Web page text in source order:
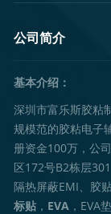
公司简介
基本介绍：
深圳市富乐斯胶粘
规模范的胶粘电子
册资金100万，公
区172号B2栋层
隔热屏蔽EMI、胶
标贴 ， EVA ，EVA